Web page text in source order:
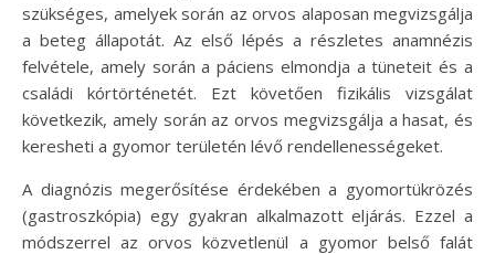
szükséges, amelyek során az orvos alaposan megvizsgálja
a beteg állapotát. Az első lépés a részletes anamnézis
felvétele, amely során a páciens elmondja a tüneteit és a
családi kórtörténetét. Ezt követően fizikális vizsgálat
következik, amely során az orvos megvizsgálja a hasat, és
keresheti a gyomor területén lévő rendellenességeket.
A diagnózis megerősítése érdekében a gyomortükrözés
(gastroszkópia) egy gyakran alkalmazott eljárás. Ezzel a
módszerrel az orvos közvetlenül a gyomor belső falát